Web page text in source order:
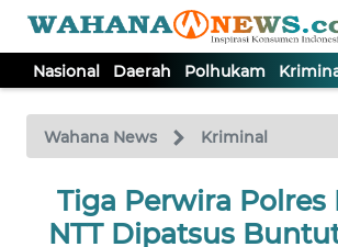
Nasional Daerah Polhukam
Wahana News Kriminal
Tiga Perwira Polres
NTT Dipatsus
TV
Tutup
NASIONAL